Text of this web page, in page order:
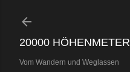
20000 HÖHENMETER
Vom Wandern und Weglassen